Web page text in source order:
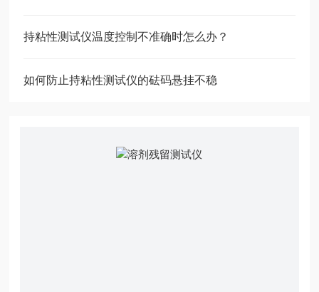
持粘性测试仪温度控制不准确时怎么办？
如何防止持粘性测试仪的砝码悬挂不稳